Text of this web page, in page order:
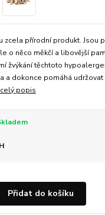
zcela přírodní produkt. Jsou
o něco měkčí a libovější
žvýkání těchtoto
a dokonce pomáhá
celý popis
Přidat do košíku